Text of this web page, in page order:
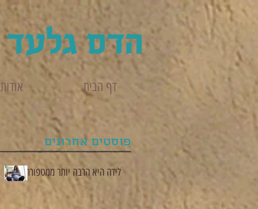
הדס גלעד
דף הבית
פוסטים אחרונים
לידה היא הרבה יותר ממטפורה